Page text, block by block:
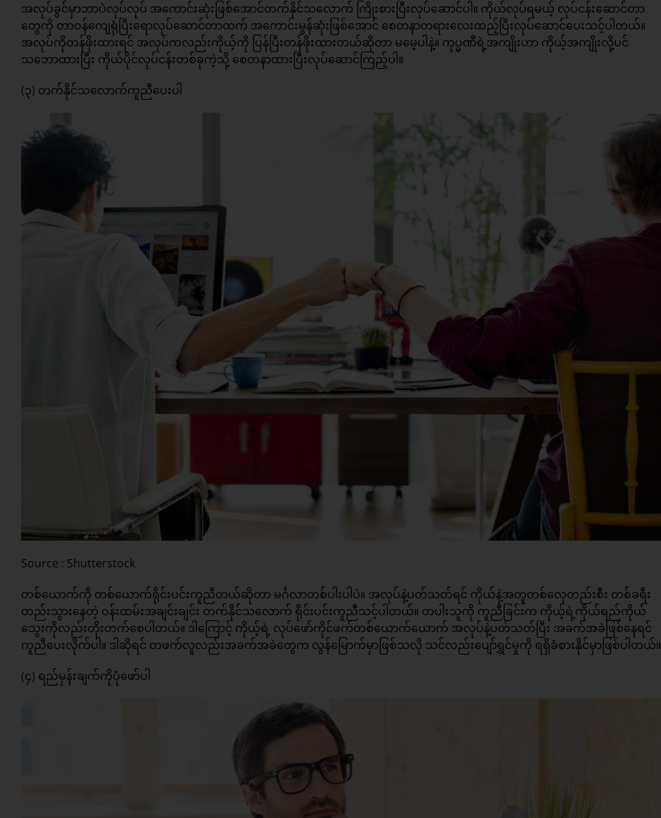
အလုပ်ခွင်မှာဘာပဲလုပ်လုပ် အကောင်းဆုံးဖြစ်အောင်တက်နိုင်သလောက် ကြိုးစားပြီးလုပ်ဆောင်ပါ။ ကိုယ်လုပ်ရမယ့် လုပ်ငန်းဆောင်တာ
တွေကို တာဝန်ကျေရုံပြီးရောလုပ်ဆောင်တာထက် အကောင်းမွန်ဆုံးဖြစ်အောင် စေတနာတရားလေးထည့်ပြီးလုပ်ဆောင်ပေးသင့်ပါတယ်။
အလုပ်ကိုတန်ဖိုးထားရင် အလုပ်ကလည်းကိုယ့်ကို ပြန်ပြီးတန်ဖိုးထားတယ်ဆိုတာ မမေ့ပါနဲ့။ ကုပ္မဏီရဲ့အကျိုးဟာ ကိုယ့်အကျိုးလို့ပင်
သဘောထားပြီး ကိုယ်ပိုင်လုပ်ငန်းတစ်ခုကဲ့သို့ စေတနာထားပြီးလုပ်ဆောင်ကြည့်ပါ။
(၃) တက်နိုင်သလောက်ကူညီပေးပါ
Source : Shutterstock
တစ်ယောက်ကို တစ်ယောက်ရိုင်းပင်းကူညီတယ်ဆိုတာ မင်္ဂလာတစ်ပါးပါပဲ။ အလုပ်နဲ့ပတ်သတ်ရင် ကိုယ်နဲ့အတူတစ်လှေတည်းစီး တစ်ခရီး
တည်းသွားနေတဲ့ ဝန်းထမ်းအချင်းချင်း တက်နိုင်သလောက် ရိုင်းပင်းကူညီသင့်ပါတယ်။ တပါးသူကို ကူညီခြင်းက ကိုယ့်ရဲ့ကိုယ်ရည်ကိုယ်
သွေးကိုလည်းတိုးတက်စေပါတယ်။ ဒါကြောင့် ကိုယ့်ရဲ့ လုပ်ဖော်ကိုင်ဖက်တစ်ယောက်ယောက် အလုပ်နဲ့ပတ်သတ်ပြီး အခက်အခဲဖြစ်နေရင်
ကူညီပေးလိုက်ပါ။ ဒါဆိုရင် တဖက်လူလည်းအခက်အခဲတွေက လွန်မြောက်မှာဖြစ်သလို သင်လည်းပျော်ရွှင်မှုကို ရရှိခံစားနိုင်မှာဖြစ်ပါတယ်။
(၄) ရည်မှန်းချက်ကိုပုံဖော်ပါ